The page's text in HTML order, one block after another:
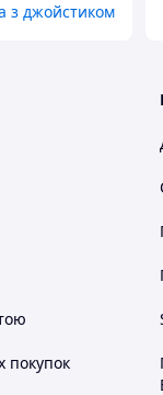
з джойстиком
покупок